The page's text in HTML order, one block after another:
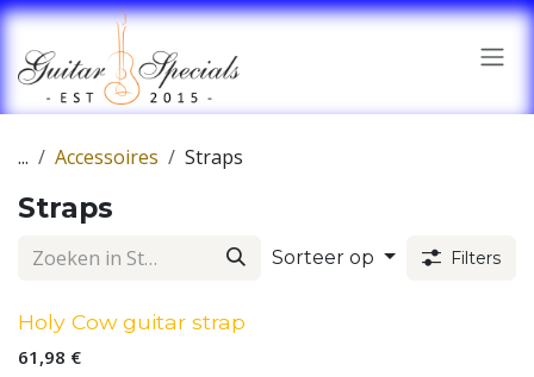
Overslaan naar inhoud
... Accessoires Straps
Straps
Sorteer op Filters
Holy Cow guitar strap
61,98 €